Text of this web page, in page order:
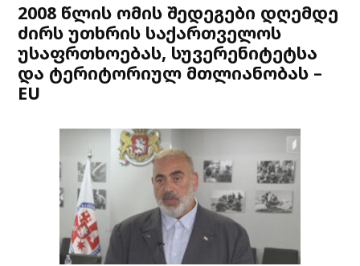
2008 წლის ომის შედეგები დღემდე
ძირს უთხრის საქართველოს
უსაფრთხოებას, სუვერენიტეტსა
და ტერიტორიულ მთლიანობას –
EU